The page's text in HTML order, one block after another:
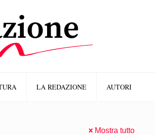
LA REDAZIONE AUTORI
Mostra tutto